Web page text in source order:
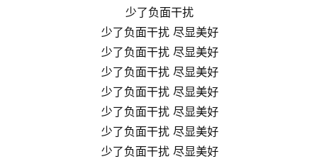
少了负面干扰
少了负面干扰 尽显美好
少了负面干扰 尽显美好
少了负面干扰 尽显美好
少了负面干扰 尽显美好
少了负面干扰 尽显美好
少了负面干扰 尽显美好
少了负面干扰 尽显美好